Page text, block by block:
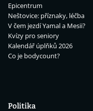
Epicentrum
Neštovice: příznaky, léčba
V čem jezdí Yamal a Mesii?
Kvízy pro seniory
Kalendář úplňků 2026
Co je bodycount?
Politika